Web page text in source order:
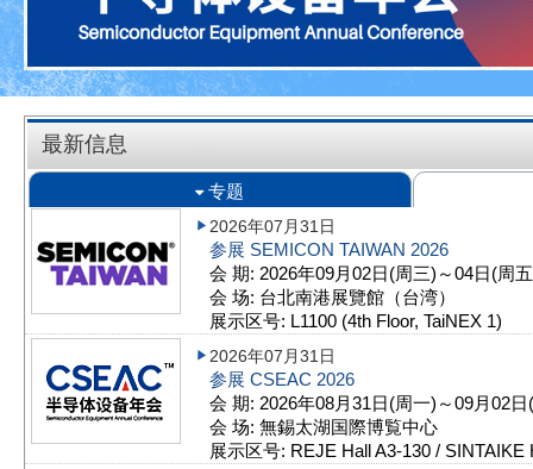
最新信息
专题
2026年07月31日
参展 SEMICON TAIWAN 2026
会 期: 2026年09月02日(周三)～04日(周
会 场: 台北南港展覽館（台湾）
展示区号: L1100 (4th Floor, TaiNEX 1)
2026年07月31日
参展 CSEAC 2026
会 期: 2026年08月31日(周一)～09月02日
会 场: 無錫太湖国際博覧中心
展示区号: REJE Hall A3-130 / SINTAIKE